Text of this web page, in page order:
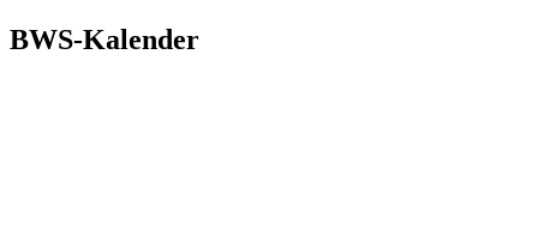
BWS-Kalender